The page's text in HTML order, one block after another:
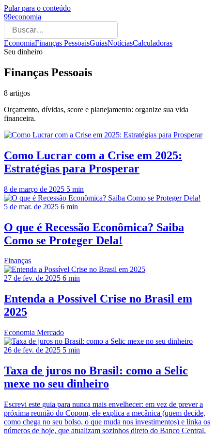
Pular para o conteúdo
99economia
EconomiaFinanças PessoaisGuiasNotíciasCalculadoras
Seu dinheiro
Finanças Pessoais
8 artigos
Orçamento, dívidas, score e planejamento: organize sua vida
financeira.
Como Lucrar com a Crise em 2025:
Estratégias para Prosperar
8 de março de 2025 5 min
5 de mar. de 2025 6 min
O que é Recessão Econômica? Saiba
Como se Proteger Dela!
Finanças
27 de fev. de 2025 6 min
Entenda a Possível Crise no Brasil em
2025
Economia Mercado
26 de fev. de 2025 5 min
Taxa de juros no Brasil: como a Selic
mexe no seu dinheiro
Escrevi este guia para nunca mais envelhecer: em vez de prever a
próxima reunião do Copom, ele explica a mecânica (quem decide,
como chega no seu bolso, o que muda nos investimentos) e linka os
números de hoje, que atualizam sozinhos direto do Banco Central.